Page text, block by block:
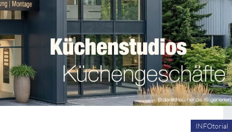
INFOtorial